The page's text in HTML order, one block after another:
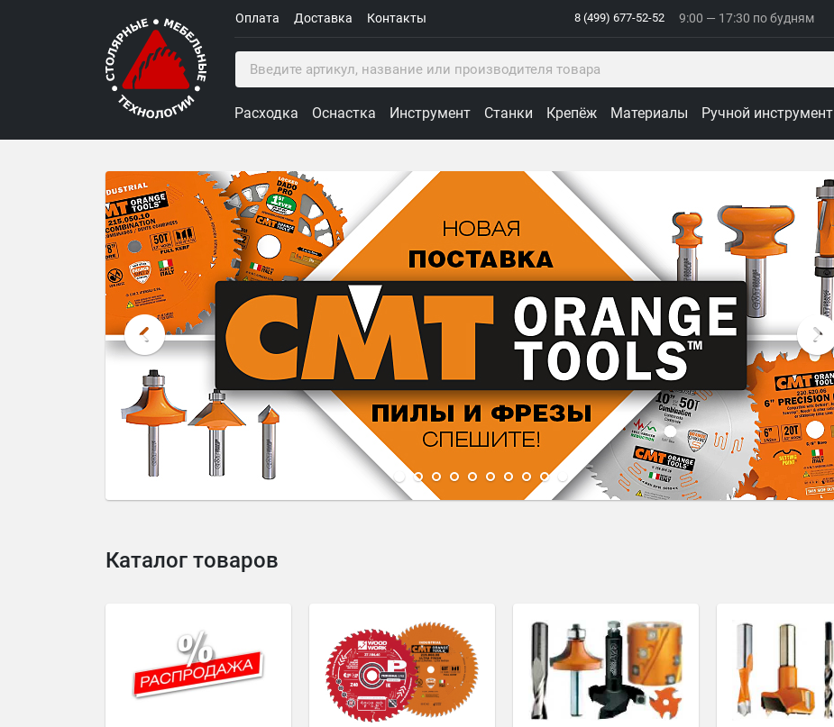
Оплата Доставка Контакты 8 (499) 677-52-52 9:00 — 17:30 по будням
Расходка Оснастка Инструмент Станки Крепёж Материалы Ручной инструмент
Столярные Мебельные Технологии
1 2 3 4 5 6 7 8 10
Каталог товаров